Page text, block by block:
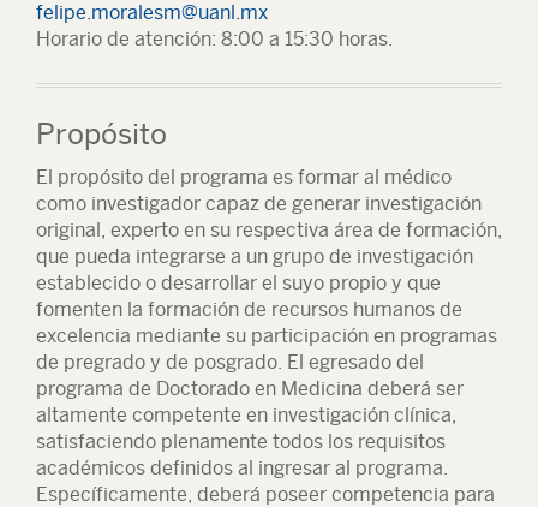
felipe.moralesm@uanl.mx
Horario de atención: 8:00 a 15:30 horas.
Propósito
El propósito del programa es formar al médico
como investigador capaz de generar investigación
original, experto en su respectiva área de formación,
que pueda integrarse a un grupo de investigación
establecido o desarrollar el suyo propio y que
fomenten la formación de recursos humanos de
excelencia mediante su participación en programas
de pregrado y de posgrado. El egresado del
programa de Doctorado en Medicina deberá ser
altamente competente en investigación clínica,
satisfaciendo plenamente todos los requisitos
académicos definidos al ingresar al programa.
Específicamente, deberá poseer competencia para